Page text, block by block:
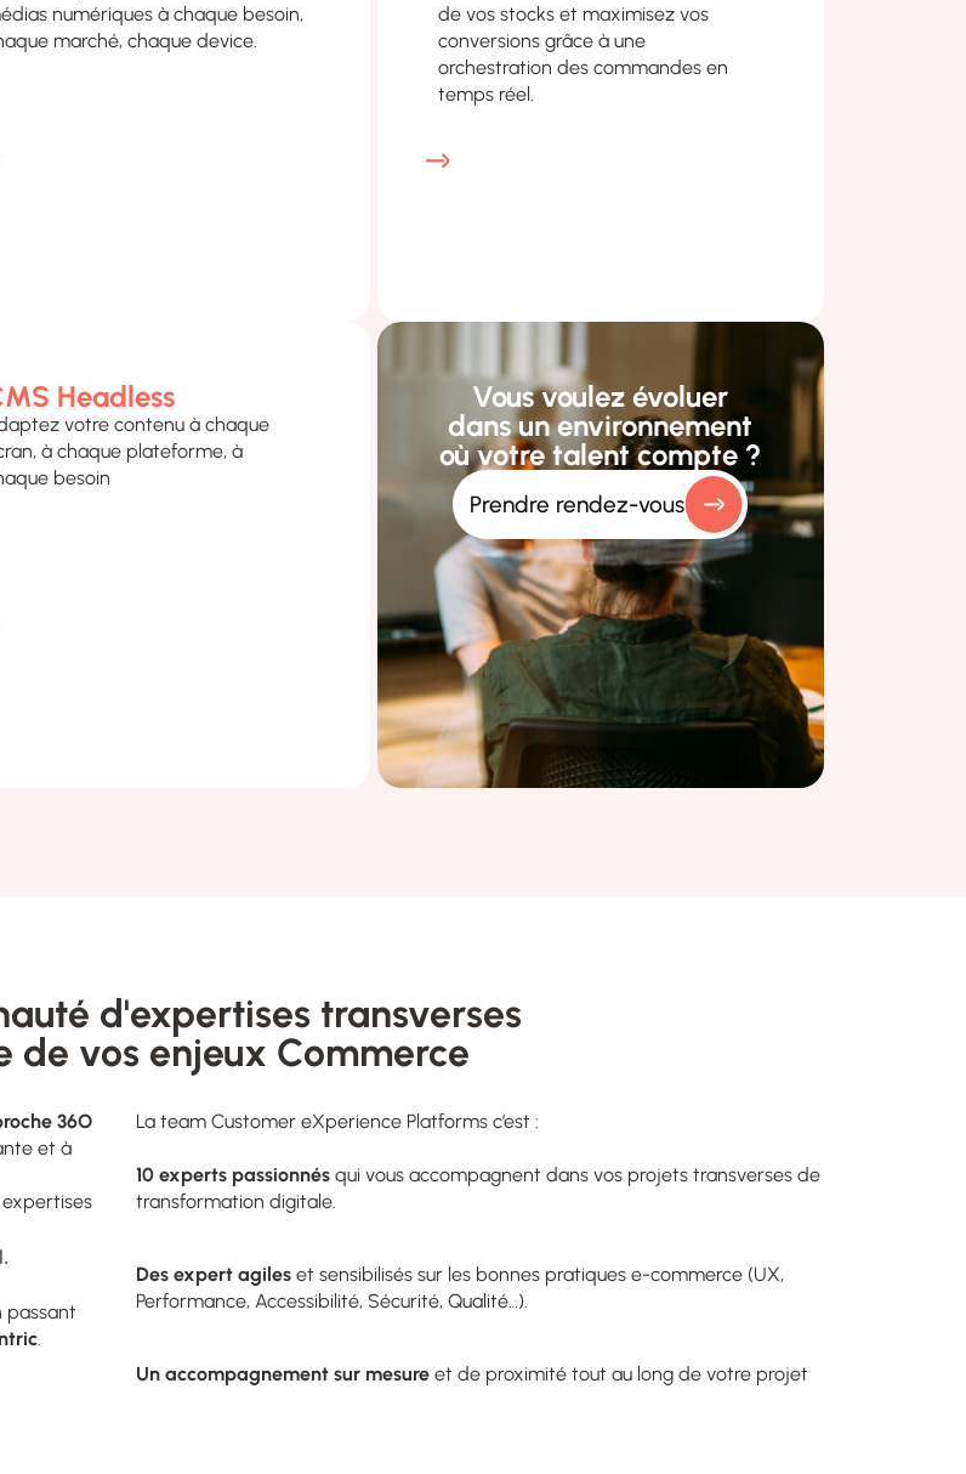
numériques à chaque besoin,
marché, chaque device.
de vos stocks et maximisez vos
conversions grâce à une
orchestration des commandes en
temps réel.
Headless
votre contenu à chaque
à chaque plateforme, à
besoin
Vous voulez évoluer
dans un environnement
où votre talent compte ?
Prendre rendez-vous
d'expertises transverses
de vos enjeux Commerce
36O
et à
expertises
passant
La team Customer eXperience Platforms c’est :
10 experts passionnés qui vous accompagnent dans vos projets transverses de
transformation digitale.
Des expert agiles et sensibilisés sur les bonnes pratiques e-commerce (UX,
Performance, Accessibilité, Sécurité, Qualité…).
Un accompagnement sur mesure et de proximité tout au long de votre projet